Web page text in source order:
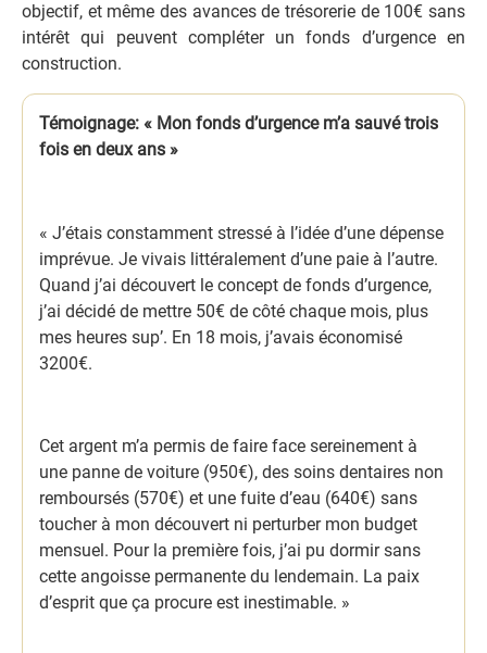
objectif, et même des avances de trésorerie de 100€ sans
intérêt qui peuvent compléter un fonds d’urgence en
construction.
Témoignage: « Mon fonds d’urgence m’a sauvé trois
fois en deux ans »
« J’étais constamment stressé à l’idée d’une dépense
imprévue. Je vivais littéralement d’une paie à l’autre.
Quand j’ai découvert le concept de fonds d’urgence,
j’ai décidé de mettre 50€ de côté chaque mois, plus
mes heures sup’. En 18 mois, j’avais économisé
3200€.
Cet argent m’a permis de faire face sereinement à
une panne de voiture (950€), des soins dentaires non
remboursés (570€) et une fuite d’eau (640€) sans
toucher à mon découvert ni perturber mon budget
mensuel. Pour la première fois, j’ai pu dormir sans
cette angoisse permanente du lendemain. La paix
d’esprit que ça procure est inestimable. »